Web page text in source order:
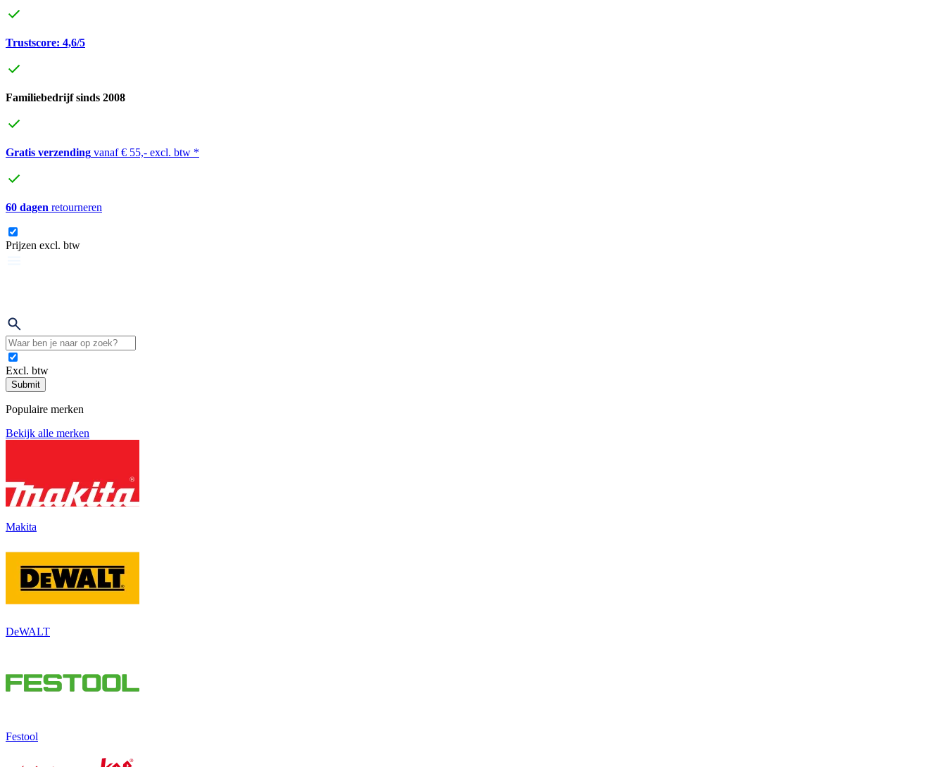
Trustscore: 4,6/5
Familiebedrijf sinds 2008
Gratis verzending vanaf € 55,- excl. btw *
60 dagen retourneren
Prijzen excl. btw
Excl. btw
Submit
Populaire merken
Bekijk alle merken
Makita
DeWALT
Festool